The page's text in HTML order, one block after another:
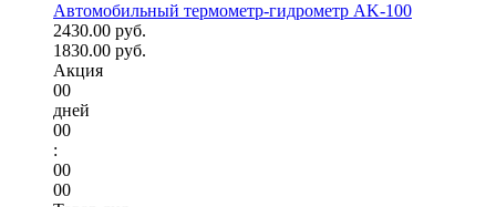
Автомобильный термометр-гидрометр AK-100
2430.00 руб.
1830.00 руб.
Акция
00
дней
00
:
00
00